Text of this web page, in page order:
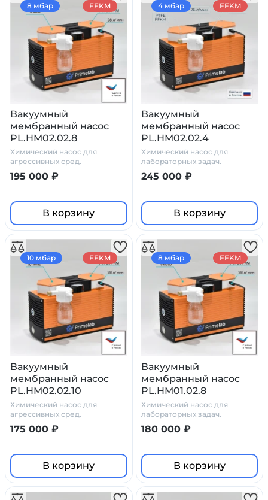
Вакуумный
мембранный насос
PL.HM02.02.8
Химический насос для
агрессивных сред.
195 000 ₽
В корзину
8 мбар FFKM
Вакуумный
мембранный насос
PL.HM02.02.4
Химический насос для
лабораторных задач.
245 000 ₽
В корзину
4 мбар FFKM
Вакуумный
мембранный насос
PL.HM02.02.10
Химический насос для
агрессивных сред.
175 000 ₽
В корзину
10 мбар FFKM
Вакуумный
мембранный насос
PL.HM01.02.8
Химический насос для
лабораторных задач.
180 000 ₽
В корзину
8 мбар FFKM